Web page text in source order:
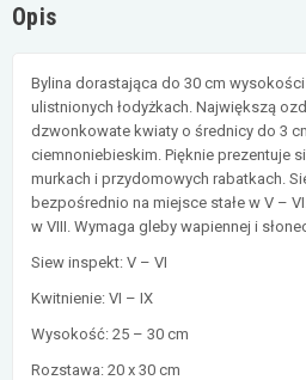
Opis
Bylina dorastająca do 30 cm
ulistnionych łodyżkach. Największą
dzwonkowate kwiaty o średnicy do 3
ciemnoniebieskim. Pięknie prezentuje
murkach i przydomowych rabatkach.
bezpośrednio na miejsce stałe w V –
w VIII. Wymaga gleby wapiennej i
Siew inspekt: V – VI
Kwitnienie: VI – IX
Wysokość: 25 – 30 cm
Rozstawa: 20 x 30 cm